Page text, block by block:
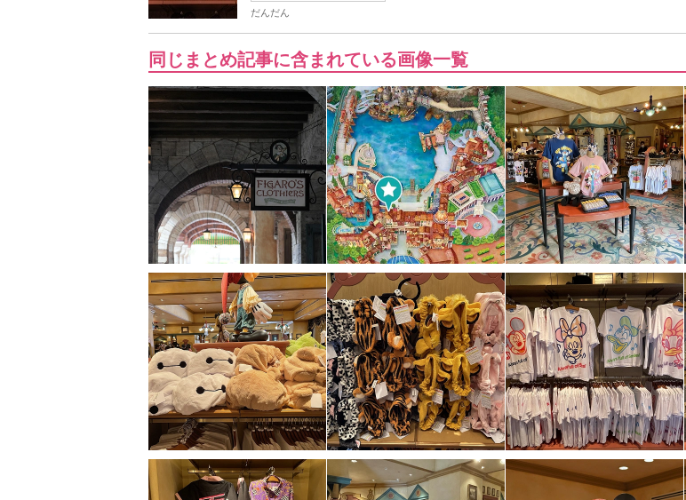
だんだん
同じまとめ記事に含まれている画像一覧